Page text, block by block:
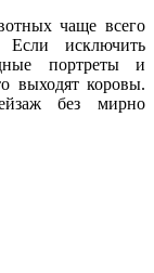
чаще всего
Если исключить
портреты и
выходят коровы.
без мирно